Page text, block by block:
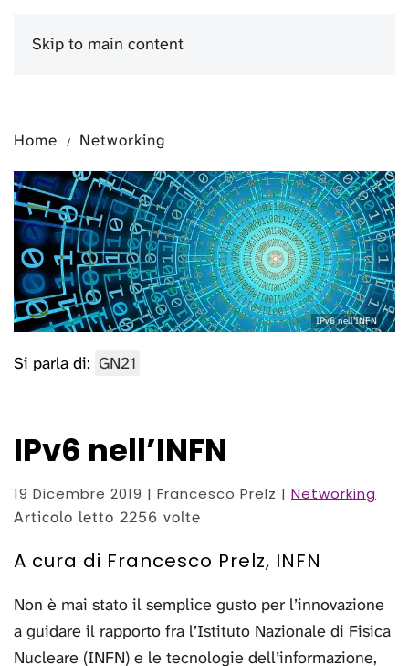
Skip to main content
Home Networking
IPv6 nell’INFN
Si parla di: GN21
IPv6 nell’INFN
19 Dicembre 2019 | Francesco Prelz | Networking
Articolo letto 2256 volte
A cura di Francesco Prelz, INFN
Non è mai stato il semplice gusto per l’innovazione
a guidare il rapporto fra l’Istituto Nazionale di Fisica
Nucleare (INFN) e le tecnologie dell’informazione,